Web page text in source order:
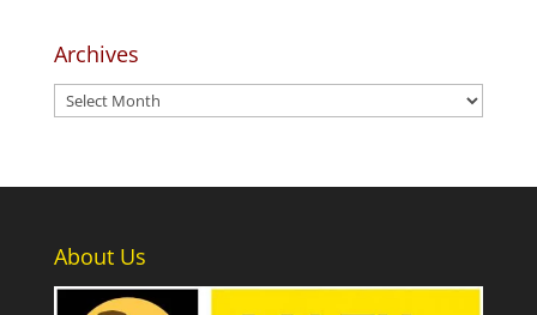
Archives
Archives
About Us